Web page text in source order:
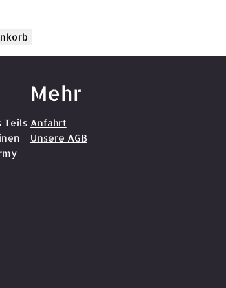
Teils
Mehr
Anfahrt
Unsere AGB